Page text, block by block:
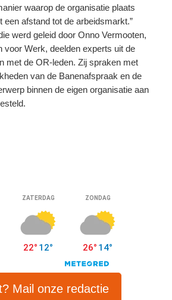
waarop de organisatie plaats
een afstand tot de arbeidsmarkt.”
werd geleid door Onno Vermooten,
voor Werk, deelden experts uit de
met de OR-leden. Zij spraken met
van de Banenafspraak en de
binnen de eigen organisatie aan
Mail onze redactie